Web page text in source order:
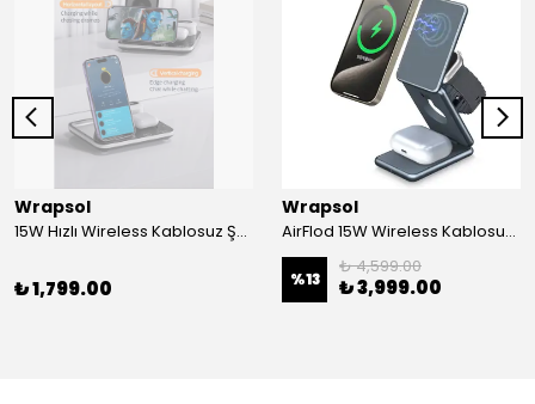
Wrapsol
15W Hızlı Wireless Kablosuz Şarj Standı 4 in 1 Masaüstü İstasyon -iPhone-android-watch-airpods Uyumlu
₺ 1,799.00
Wrapsol
AirFlod 15W Wireless Kablosuz Şarj Standı Alüminyum Katlanabilir 3in1 iPhone-android-watch-airpods
%13
₺ 4,599.00
₺ 3,999.00